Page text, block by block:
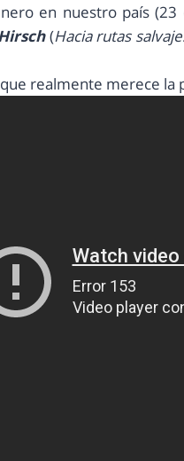
en nuestro país
(Hacia rutas
realmente merece la